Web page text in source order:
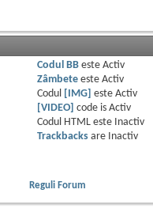
Codul BBeste Activ
Zâmbeteeste Activ
Codul
[IMG] este Activ
[VIDEO]
code is Activ
Codul HTML este
Inactiv
Trackbacksare
Inactiv
Reguli Forum